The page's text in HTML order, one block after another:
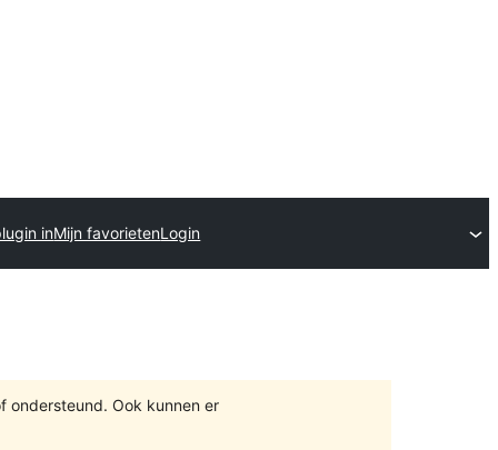
inMijn favorietenLogin
ondersteund. Ook kunnen er